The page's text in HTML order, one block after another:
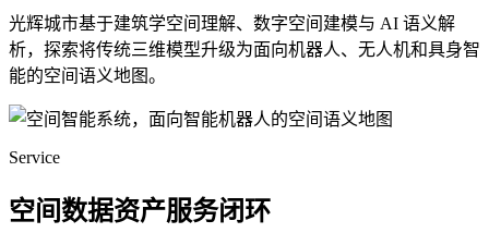
光辉城市基于建筑学空间理解、数字空间建模与 AI 语义解
析，探索将传统三维模型升级为面向机器人、无人机和具身智
能的空间语义地图。
Service
空间数据资产服务闭环